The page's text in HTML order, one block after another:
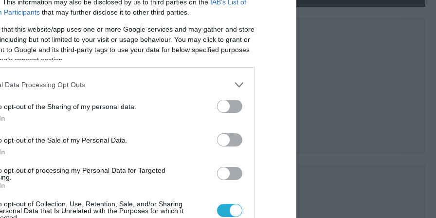
This information may also be disclosed by us to third parties on the IAB’s List of
Participants that may further disclose it to other third parties.
that this website/app uses one or more Google services and may gather and store
but not limited to your visit or usage behaviour. You may click to grant or
to Google and its third-party tags to use your data for below specified purposes
consent section.
Data Processing Opt Outs
opt-out of the Sharing of my personal data.
opt-out of the Sale of my Personal Data.
opt-out of processing my Personal Data for Targeted
opt-out of Collection, Use, Retention, Sale, and/or Sharing
Data that Is Unrelated with the Purposes for which it
Mariupol.pic.twitter.com/VWPG1Kah0X
(@GZsgallos2007)May 16, 2026
το βίντεο έχει ληφθεί από
και την αντίδραση των ουκρανικών
πόλη.
(βίντεο)